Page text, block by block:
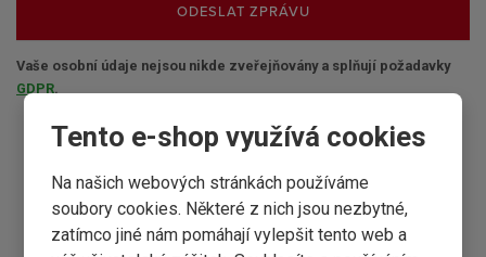
Tento e-shop využívá cookies
Na našich webových stránkách používáme
soubory cookies. Některé z nich jsou nezbytné,
zatímco jiné nám pomáhají vylepšit tento web a
ODESLAT ZPRÁVU
Vaše osobní údaje nejsou nikde zveřejňovány a splňují požadavky
GDPR.
Maloobchodní prodej
OTEVÍRACÍ DOBA